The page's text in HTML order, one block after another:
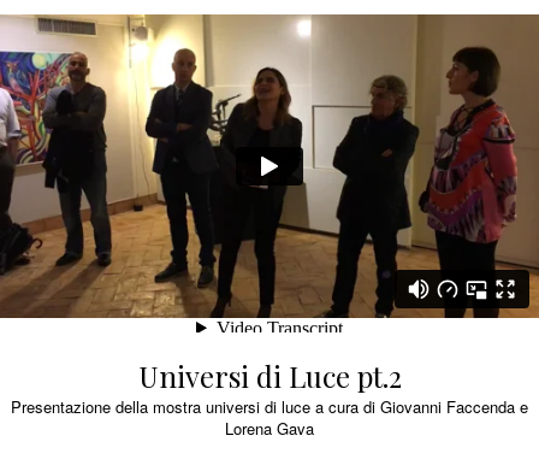
Universi di Luce pt.2
Presentazione della mostra universi di luce a cura di Giovanni Faccenda e
Lorena Gava